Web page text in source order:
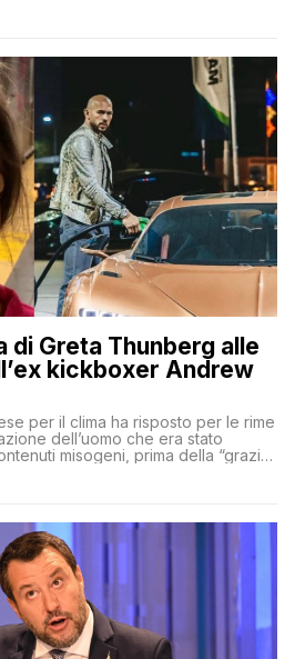
i millenni, l’Egitto è stato il
di Greta Thunberg alle
kickboxer Andrew
per il clima ha risposto per le rime
dell’uomo che era stato
misogeni, prima della “grazia”